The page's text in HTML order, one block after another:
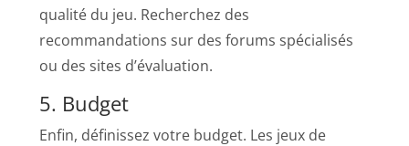
qualité du jeu. Recherchez des
recommandations sur des forums spécialisés
ou des sites d’évaluation.
5. Budget
Enfin, définissez votre budget. Les jeux de